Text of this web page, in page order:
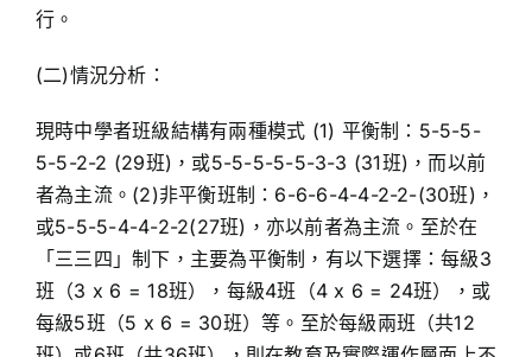
行。
(二)情況分析：
現時中學者班級結構有兩種模式 (1) 平衡制：5-5-5-
5-5-2-2 (29班)，或5-5-5-5-5-3-3 (31班)，而以前
者為主流。(2)非平衡班制：6-6-6-4-4-2-2-(30班)，
或5-5-5-4-4-2-2(27班)，亦以前者為主流。至於在
「三三四」制下，主要為平衡制，有以下選擇：每級3
班（3 x 6 = 18班），每級4班（4 x 6 = 24班），或
每級5班（5 x 6 = 30班）等。至於每級兩班（共12